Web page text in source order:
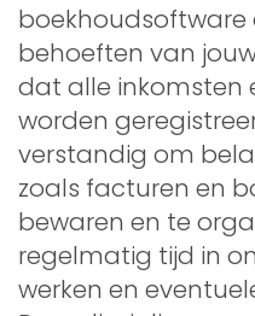
boekhoudsoftware
behoeften van
dat alle inkomsten
worden
verstandig om
zoals facturen en
bewaren en te
regelmatig tijd in
werken en